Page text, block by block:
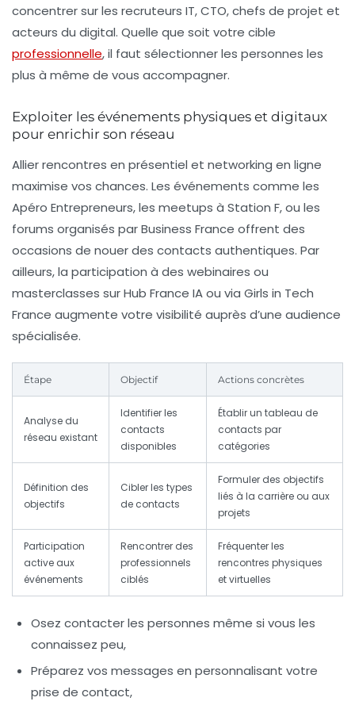
concentrer sur les recruteurs IT, CTO, chefs de projet et
acteurs du digital. Quelle que soit votre cible
professionnelle, il faut sélectionner les personnes les
plus à même de vous accompagner.
Exploiter les événements physiques et digitaux
pour enrichir son réseau
Allier rencontres en présentiel et networking en ligne
maximise vos chances. Les événements comme les
Apéro Entrepreneurs, les meetups à Station F, ou les
forums organisés par Business France offrent des
occasions de nouer des contacts authentiques. Par
ailleurs, la participation à des webinaires ou
masterclasses sur Hub France IA ou via Girls in Tech
France augmente votre visibilité auprès d’une audience
spécialisée.
Étape Objectif Actions concrètes
Analyse du
réseau existant
Identifier les
contacts
disponibles
Établir un tableau de
contacts par
catégories
Définition des
objectifs
Cibler les types
de contacts
Formuler des objectifs
liés à la carrière ou aux
projets
Participation
active aux
événements
Rencontrer des
professionnels
ciblés
Fréquenter les
rencontres physiques
et virtuelles
Osez contacter les personnes même si vous les
connaissez peu,
Préparez vos messages en personnalisant votre
prise de contact,